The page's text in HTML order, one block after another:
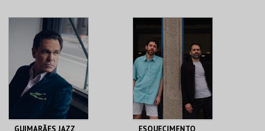
C. CULTURAL VILA
MAIS INFO
COMPRAR
C. CULTURAL VILA
MAIS INFO
COMPRAR